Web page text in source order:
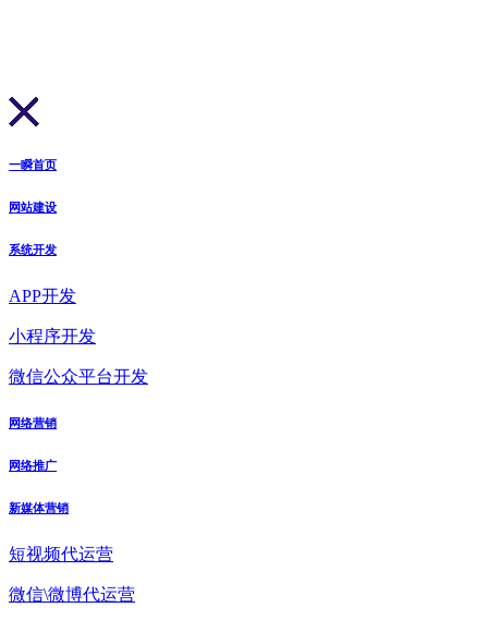
一瞬首页
网站建设
系统开发
APP开发
小程序开发
微信公众平台开发
网络营销
网络推广
新媒体营销
短视频代运营
微信\微博代运营